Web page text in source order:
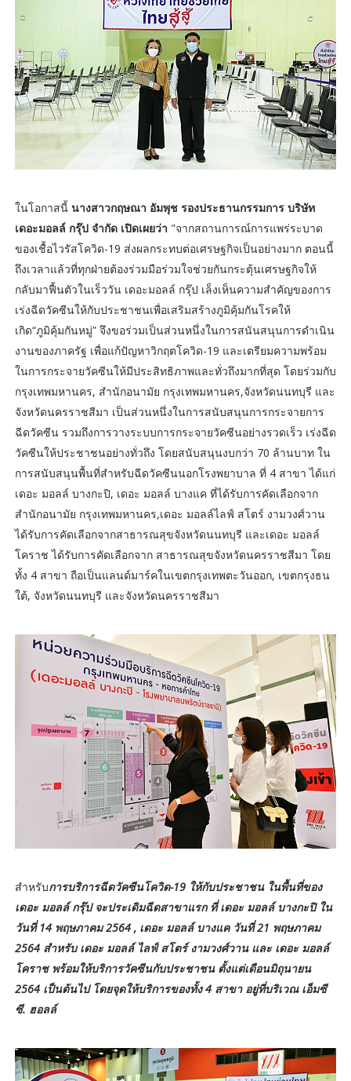
ในโอกาสนี้ นางสาวกฤษณา อัมพุช รองประธานกรรมการ บริษัท
เดอะมอลล์ กรุ๊ป จำกัด เปิดเผยว่า "จากสถานการณ์การแพร่ระบาด
ของเชื้อไวรัสโควิด-19 ส่งผลกระทบต่อเศรษฐกิจเป็นอย่างมาก ตอนนี้
ถึงเวลาแล้วที่ทุกฝ่ายต้องร่วมมือร่วมใจช่วยกันกระตุ้นเศรษฐกิจให้
กลับมาฟื้นตัวในเร็ววัน เดอะมอลล์ กรุ๊ป เล็งเห็นความสำคัญของการ
เร่งฉีดวัคซีนให้กับประชาชนเพื่อเสริมสร้างภูมิคุ้มกันโรคให้
เกิด“ภูมิคุ้มกันหมู่” จึงขอร่วมเป็นส่วนหนึ่งในการสนันสนุนการดำเนิน
งานของภาครัฐ เพื่อแก้ปัญหาวิกฤตโควิด-19 และเตรียมความพร้อม
ในการกระจายวัคซีนให้มีประสิทธิภาพและทั่วถึงมากที่สุด โดยร่วมกับ
กรุงเทพมหานคร, สำนักอนามัย กรุงเทพมหานคร,จังหวัดนนทบุรี และ
จังหวัดนครราชสีมา เป็นส่วนหนึ่งในการสนับสนุนการกระจายการ
ฉีดวัคซีน รวมถึงการวางระบบการกระจายวัคซีนอย่างรวดเร็ว เร่งฉีด
วัคซีนให้ประชาชนอย่างทั่วถึง โดยสนับสนุนงบกว่า 70 ล้านบาท ใน
การสนับสนุนพื้นที่สำหรับฉีดวัคซีนนอกโรงพยาบาล ที่ 4 สาขา ได้แก่
เดอะ มอลล์ บางกะปิ, เดอะ มอลล์ บางแค ที่ได้รับการคัดเลือกจาก
สำนักอนามัย กรุงเทพมหานคร,เดอะ มอลล์ไลฟ์ สโตร์ งามวงศ์วาน
ได้รับการคัดเลือกจากสาธารณสุขจังหวัดนนทบุรี และเดอะ มอลล์
โคราช ได้รับการคัดเลือกจาก สาธารณสุขจังหวัดนครราชสีมา โดย
ทั้ง 4 สาขา ถือเป็นแลนด์มาร์คในเขตกรุงเทพตะวันออก, เขตกรุงธน
ใต้, จังหวัดนนทบุรี และจังหวัดนครราชสีมา
สำหรับการบริการฉีดวัคซีนโควิด-19 ให้กับประชาชน ในพื้นที่ของ
เดอะ มอลล์ กรุ๊ป จะประเดิมฉีดสาขาแรก ที่ เดอะ มอลล์ บางกะปิ ใน
วันที่ 14 พฤษภาคม 2564 , เดอะ มอลล์ บางแค วันที่ 21 พฤษภาคม
2564 สำหรับ เดอะ มอลล์ ไลฟ์ สโตร์ งามวงศ์วาน และ เดอะ มอลล์
โคราช พร้อมให้บริการวัคซีนกับประชาชน ตั้งแต่เดือนมิถุนายน
2564 เป็นต้นไป โดยจุดให้บริการของทั้ง 4 สาขา อยู่ที่บริเวณ เอ็มซี
ซี. ฮอลล์